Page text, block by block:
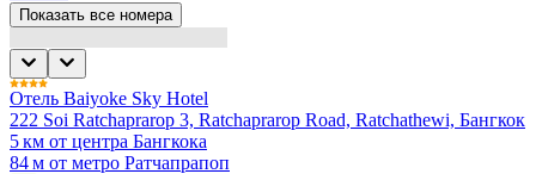
Показать все номера
Отель Baiyoke Sky Hotel
222 Soi Ratchaprarop 3, Ratchaprarop Road, Ratchathewi, Бангкок
5 км от центра Бангкока
84 м от метро Ратчапрапоп